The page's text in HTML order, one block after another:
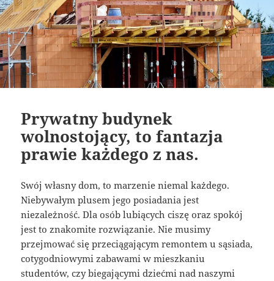
Prywatny budynek
wolnostojący, to fantazja
prawie każdego z nas.
Swój własny dom, to marzenie niemal każdego.
Niebywałym plusem jego posiadania jest
niezależność. Dla osób lubiących ciszę oraz spokój
jest to znakomite rozwiązanie. Nie musimy
przejmować się przeciągającym remontem u sąsiada,
cotygodniowymi zabawami w mieszkaniu
studentów, czy biegającymi dziećmi nad naszymi